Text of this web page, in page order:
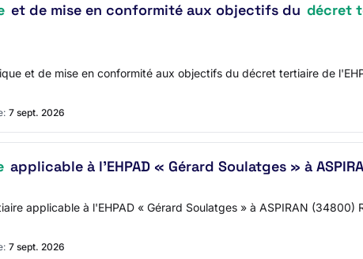
et de mise en conformité aux objectifs du décret
et de mise en conformité aux objectifs du décret tertiaire de
7 sept. 2026
applicable à l'EHPAD « Gérard Soulatges » à
applicable à l'EHPAD « Gérard Soulatges » à ASPIRAN
7 sept. 2026